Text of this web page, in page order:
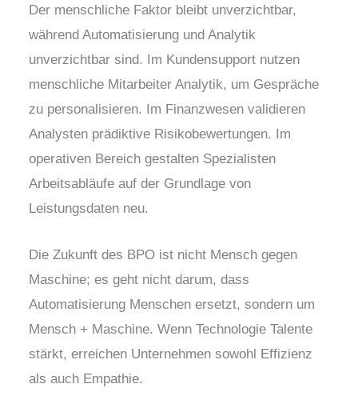
Der menschliche Faktor bleibt unverzichtbar,
während Automatisierung und Analytik
unverzichtbar sind. Im Kundensupport nutzen
menschliche Mitarbeiter Analytik, um Gespräche
zu personalisieren. Im Finanzwesen validieren
Analysten prädiktive Risikobewertungen. Im
operativen Bereich gestalten Spezialisten
Arbeitsabläufe auf der Grundlage von
Leistungsdaten neu.
Die Zukunft des BPO ist nicht Mensch gegen
Maschine; es geht nicht darum, dass
Automatisierung Menschen ersetzt, sondern um
Mensch + Maschine. Wenn Technologie Talente
stärkt, erreichen Unternehmen sowohl Effizienz
als auch Empathie.